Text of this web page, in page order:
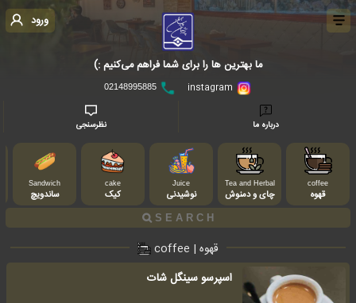
ورود
ما بهترین ها را برای شما فراهم می‌کنیم :)
02148995885
درباره ما نظرسنجی
coffee
قهوه
Tea and Herbal
چای و دمنوش
Juice
نوشیدنی
cake
کیک
Sandwich
ساندویچ
قهوه | coffee
اسپرسو سینگل شات